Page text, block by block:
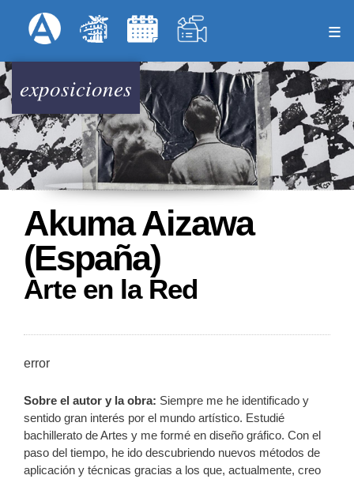
al
principal
Menú Superior
exposiciones
Akuma Aizawa
(España)
Arte en la Red
error
Sobre el autor y la obra: Siempre me he identificado y
sentido gran interés por el mundo artístico. Estudié
bachillerato de Artes y me formé en diseño gráfico. Con el
paso del tiempo, he ido descubriendo nuevos métodos de
aplicación y técnicas gracias a los que, actualmente, creo